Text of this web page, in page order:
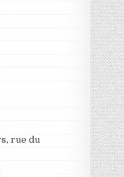
rue du